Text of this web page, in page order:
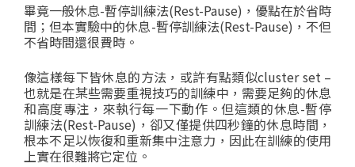
畢竟一般休息-暫停訓練法(Rest-Pause)，優點在於省時
間；但本實驗中的休息-暫停訓練法(Rest-Pause)，不但
不省時間還很費時。
像這樣每下皆休息的方法，或許有點類似cluster set –
也就是在某些需要重視技巧的訓練中，需要足夠的休息
和高度專注，來執行每一下動作。但這類的休息-暫停
訓練法(Rest-Pause)，卻又僅提供四秒鐘的休息時間，
根本不足以恢復和重新集中注意力，因此在訓練的使用
上實在很難將它定位。